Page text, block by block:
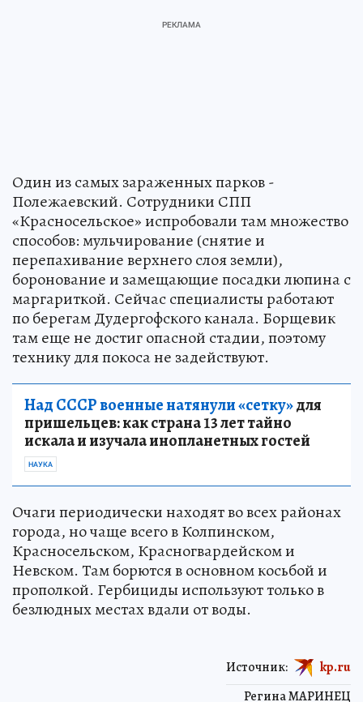
Один из самых зараженных парков -
Полежаевский. Сотрудники СПП
«Красносельское» испробовали там множество
способов: мульчирование (снятие и
перепахивание верхнего слоя земли),
боронование и замещающие посадки люпина с
маргариткой. Сейчас специалисты работают
по берегам Дудергофского канала. Борщевик
там еще не достиг опасной стадии, поэтому
технику для покоса не задействуют.
Над СССР военные натянули «сетку»для
пришельцев: как страна 13 лет тайно
искала и изучала инопланетных гостей
НАУКА
Очаги периодически находят во всех районах
города, но чаще всего в Колпинском,
Красносельском, Красногвардейском и
Невском. Там борются в основном косьбой и
прополкой. Гербициды используют только в
безлюдных местах вдали от воды.
Регина МАРИНЕЦ
Источник: kp.ru